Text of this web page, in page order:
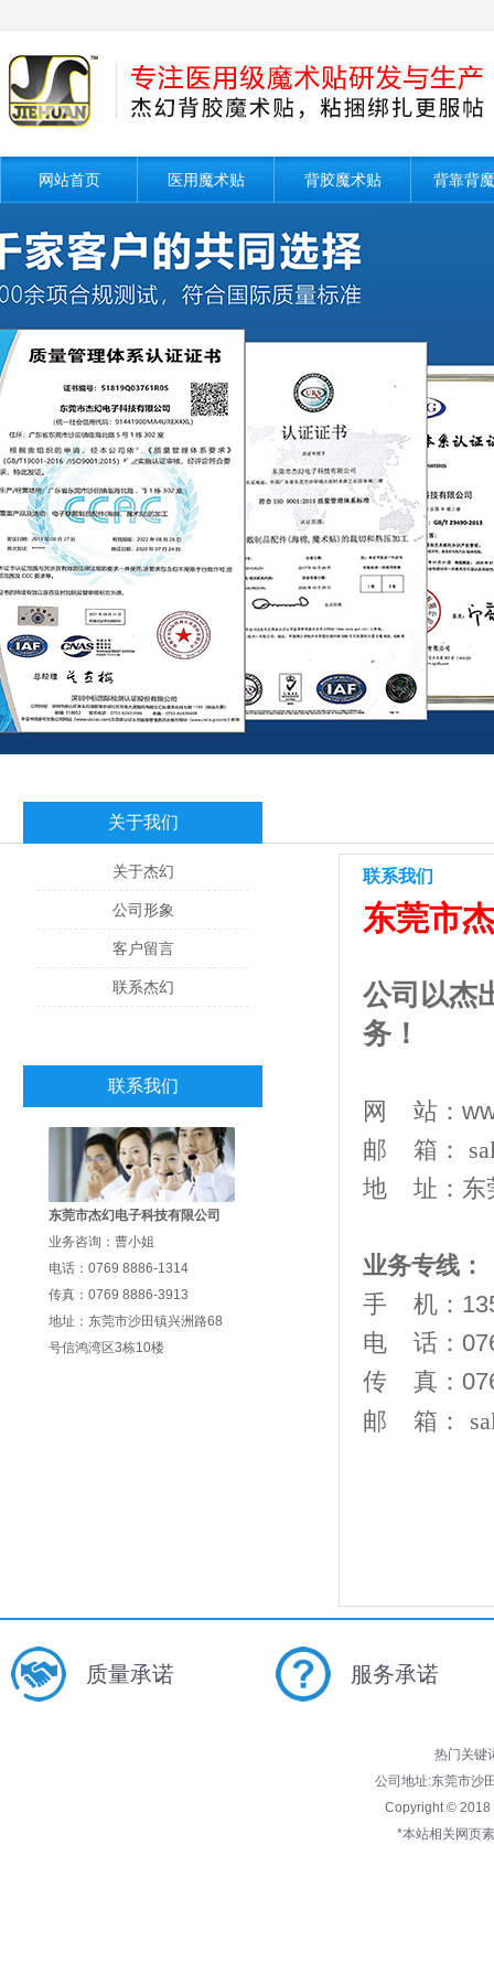
网站首页 医用魔术贴 背胶魔术贴 背靠背
关于我们
关于杰幻
公司形象
客户留言
联系杰幻
联系我们
东莞市杰幻电子科技有限公司
业务咨询：曹小姐
电话：0769 8886-1314
传真：0769 8886-3913
地址：东莞市沙田镇兴洲路68
号信鸿湾区3栋10楼
联系我们
东莞市
公司以杰
务！
网 站：
邮 箱：
地 址： 东
业务
手 机：
电 话
传 真
邮 箱：
质量承诺 服务承诺
热门关键
公司地址:东莞市沙
Copyright © 2018
*本站相关网页